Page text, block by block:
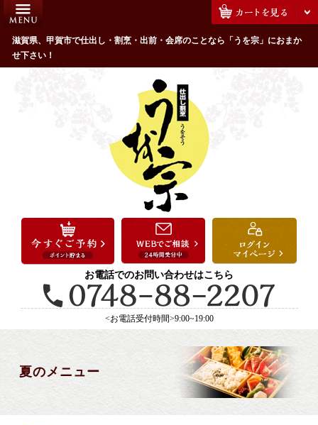
滋賀県、甲賀市で仕出し・割烹・出前・会席のことなら「うを宗」におまか
せ下さい！
お電話でのお問い合わせはこちら
<お電話受付時間>9:00~19:00
夏のメニュー
HOME
うを宗のこだわり
配達エリア・注文方法
お祝い・ハレの日
法事・法要
接待・おもてなし
会議・セミナー弁当
製薬会社様向け
観光・行楽